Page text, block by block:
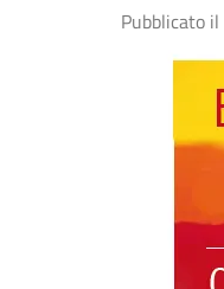
Pubblicato il